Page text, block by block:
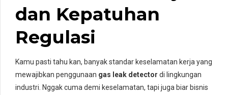
dan Kepatuhan
Regulasi
Kamu pasti tahu kan, banyak standar keselamatan kerja yang
mewajibkan penggunaan gas leak detector di lingkungan
industri. Nggak cuma demi keselamatan, tapi juga biar bisnis